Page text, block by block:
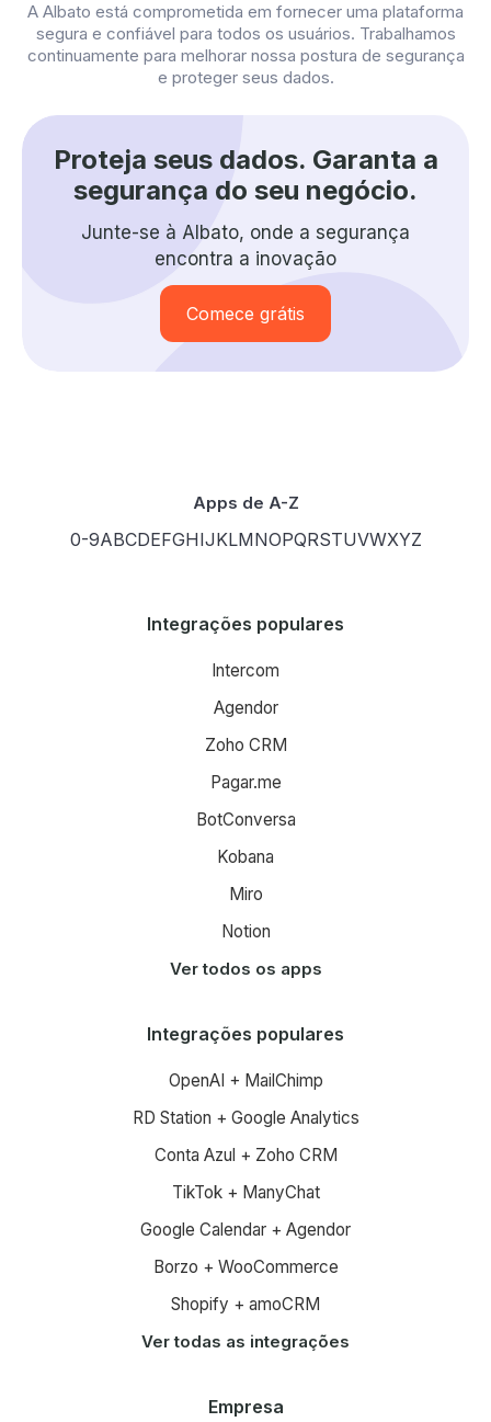
A Albato está comprometida em fornecer uma plataforma
segura e confiável para todos os usuários. Trabalhamos
continuamente para melhorar nossa postura de segurança
e proteger seus dados.
Proteja seus dados. Garanta a
segurança do seu negócio.
Junte-se à Albato, onde a segurança
encontra a inovação
Comece grátis
Apps de A-Z
0-9ABCDEFGHIJKLMNOPQRSTUVWXYZ
Integrações populares
Intercom
Agendor
Zoho CRM
Pagar.me
BotConversa
Kobana
Miro
Notion
Ver todos os apps
Integrações populares
OpenAI + MailChimp
RD Station + Google Analytics
Conta Azul + Zoho CRM
TikTok + ManyChat
Google Calendar + Agendor
Borzo + WooCommerce
Shopify + amoCRM
Ver todas as integrações
Empresa